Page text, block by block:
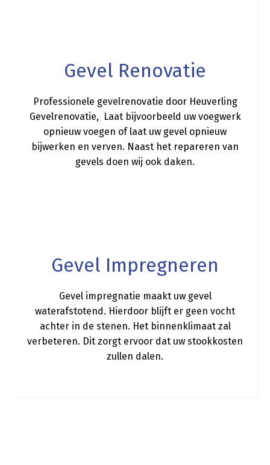
Gevel Renovatie
Professionele gevelrenovatie door Heuverling
Gevelrenovatie, Laat bijvoorbeeld uw voegwerk
opnieuw voegen of laat uw gevel opnieuw
bijwerken en verven. Naast het repareren van
gevels doen wij ook daken.
Gevel Impregneren
Gevel impregnatie maakt uw gevel
waterafstotend. Hierdoor blijft er geen vocht
achter in de stenen. Het binnenklimaat zal
verbeteren. Dit zorgt ervoor dat uw stookkosten
zullen dalen.